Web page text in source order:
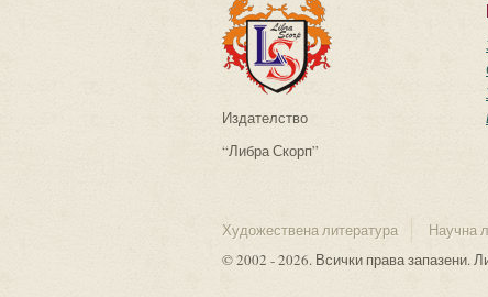
Издателство
“Либра Скорп”
Художествена литература Научна
© 2002 - 2026. Всички права запазени.